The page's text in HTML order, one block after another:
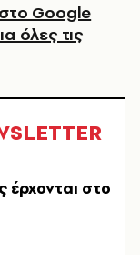
Google
όλες τις
στο